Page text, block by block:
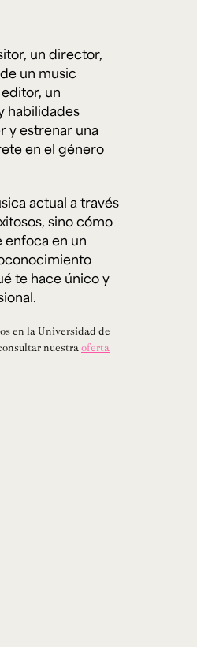
un director,
un music
un
habilidades
y estrenar una
en el género
actual a través
sino cómo
enfoca en un
te hace único y
en la Universidad de
nuestraoferta